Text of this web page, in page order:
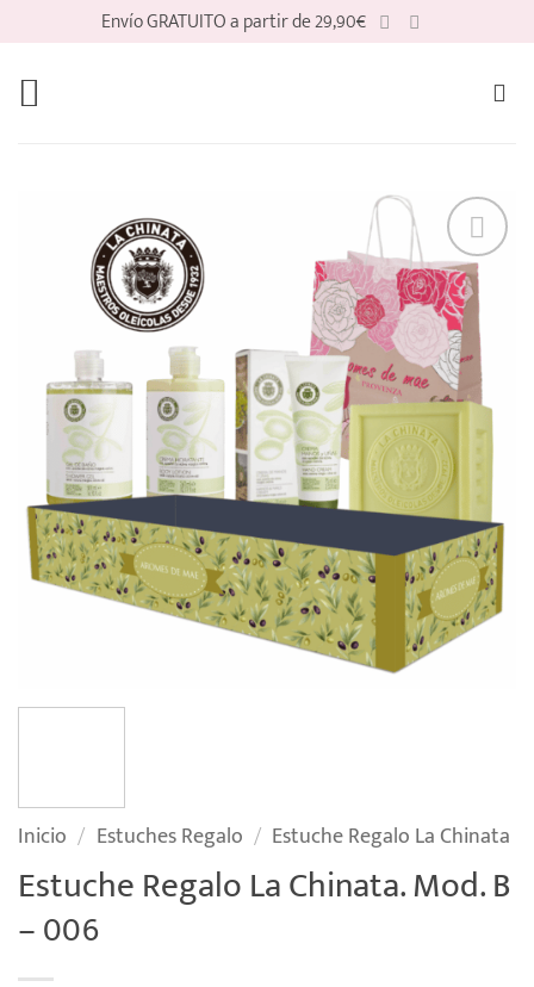
contenido
Envío GRATUITO a partir de 29,90€
Inicio / Estuches Regalo / Estuche Regalo La Chinata
Estuche Regalo La Chinata. Mod. B
– 006